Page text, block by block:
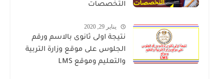
التخصصات
يناير 29, 2020
نتيجة اولى ثانوى بالاسم ورقم
الجلوس على موقع وزارة التربية
والتعليم وموقع LMS